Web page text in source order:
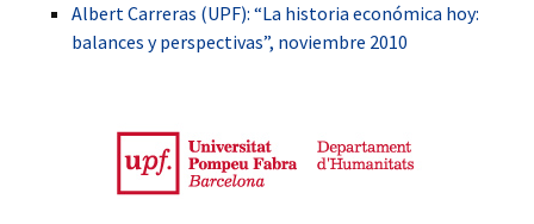
Albert Carreras (UPF): “La historia económica hoy:
balances y perspectivas”, noviembre 2010